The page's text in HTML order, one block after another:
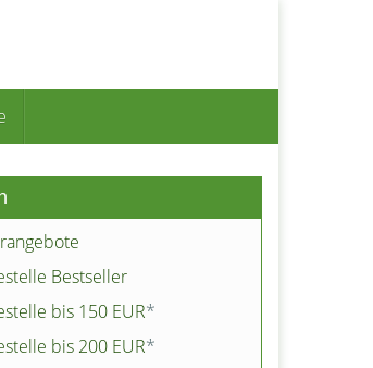
Bestseller
bis 150 EUR*
bis 200 EUR*